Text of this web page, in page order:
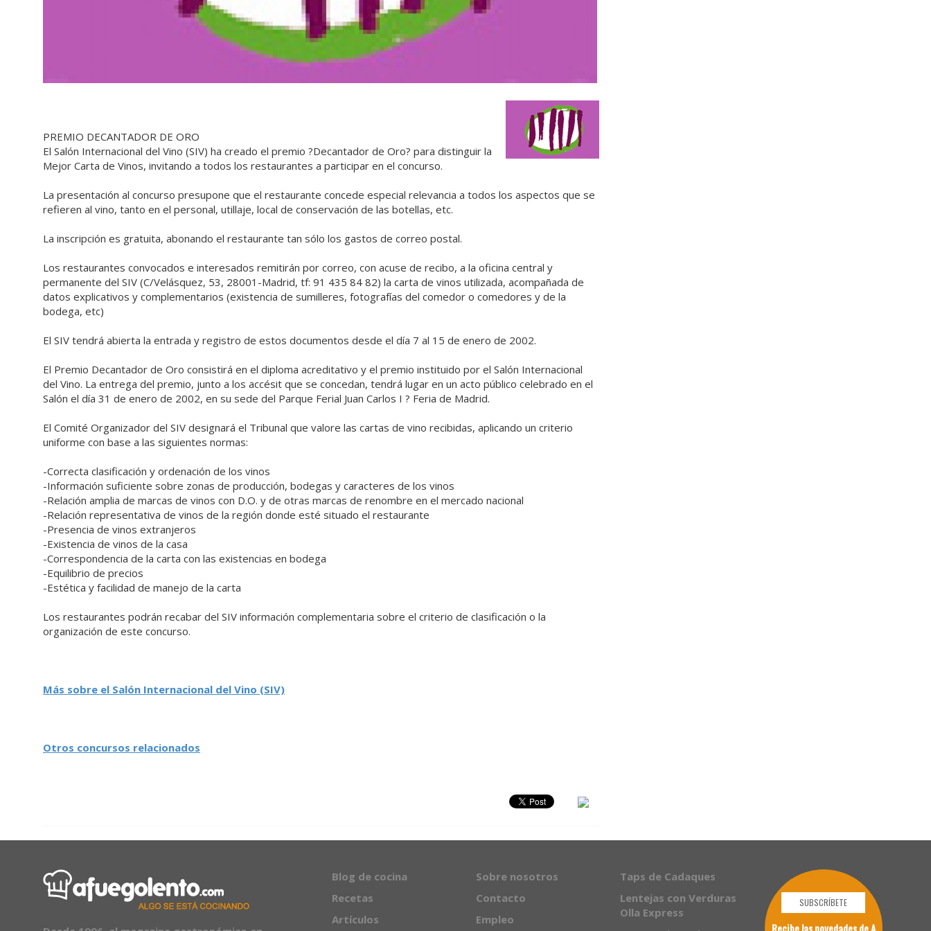
PREMIO DECANTADOR DE ORO
El Salón Internacional del Vino (SIV) ha creado el premio ?Decantador de Oro? para distinguir la
Mejor Carta de Vinos, invitando a todos los restaurantes a participar en el concurso.
La presentación al concurso presupone que el restaurante concede especial relevancia a todos los aspectos que se
refieren al vino, tanto en el personal, utillaje, local de conservación de las botellas, etc.
La inscripción es gratuita, abonando el restaurante tan sólo los gastos de correo postal.
Los restaurantes convocados e interesados remitirán por correo, con acuse de recibo, a la oficina central y
permanente del SIV (C/Velásquez, 53, 28001-Madrid, tf: 91 435 84 82) la carta de vinos utilizada, acompañada de
datos explicativos y complementarios (existencia de sumilleres, fotografías del comedor o comedores y de la
bodega, etc)
El SIV tendrá abierta la entrada y registro de estos documentos desde el día 7 al 15 de enero de 2002.
El Premio Decantador de Oro consistirá en el diploma acreditativo y el premio instituido por el Salón Internacional
del Vino. La entrega del premio, junto a los accésit que se concedan, tendrá lugar en un acto público celebrado en el
Salón el día 31 de enero de 2002, en su sede del Parque Ferial Juan Carlos I ? Feria de Madrid.
El Comité Organizador del SIV designará el Tribunal que valore las cartas de vino recibidas, aplicando un criterio
uniforme con base a las siguientes normas:
-Correcta clasificación y ordenación de los vinos
-Información suficiente sobre zonas de producción, bodegas y caracteres de los vinos
-Relación amplia de marcas de vinos con D.O. y de otras marcas de renombre en el mercado nacional
-Relación representativa de vinos de la región donde esté situado el restaurante
-Presencia de vinos extranjeros
-Existencia de vinos de la casa
-Correspondencia de la carta con las existencias en bodega
-Equilibrio de precios
-Estética y facilidad de manejo de la carta
Los restaurantes podrán recabar del SIV información complementaria sobre el criterio de clasificación o la
organización de este concurso.
Más sobre el Salón Internacional del Vino (SIV)
Otros concursos relacionados
Blog de cocina
Recetas
Artículos
Sobre nosotros
Contacto
Empleo
Taps de Cadaques
Lentejas con Verduras
Olla Express
SUBSCRÍBETE